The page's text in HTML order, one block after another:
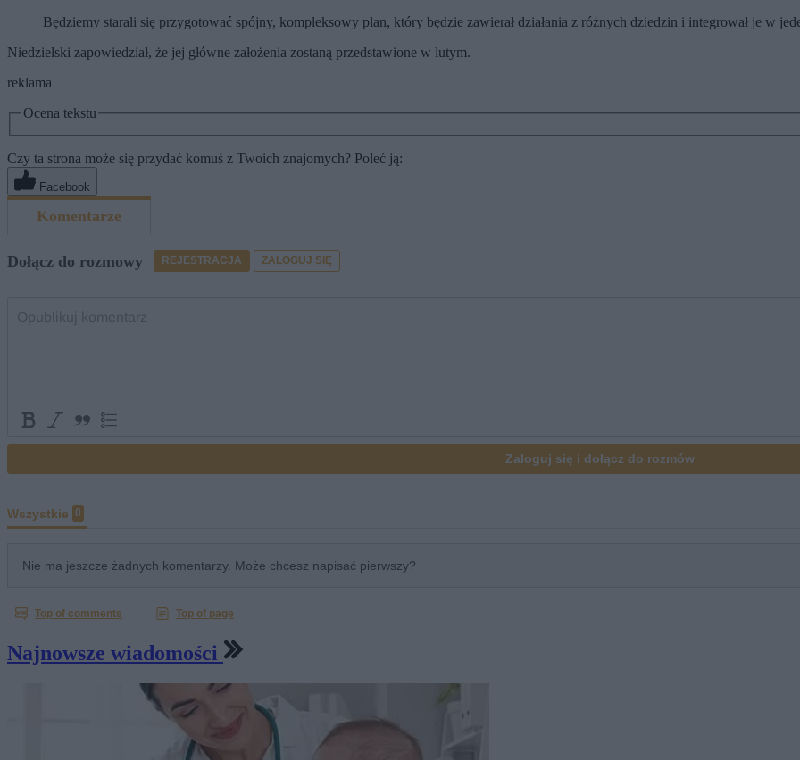
Będziemy starali się przygotować spójny, kompleksowy plan, który będzie zawierał działania z różnych dziedzin i integrował je w
Niedzielski zapowiedział, że jej główne założenia zostaną przedstawione w lutym.
reklama
Ocena tekstu
Czy ta strona może się przydać komuś z Twoich znajomych? Poleć ją:
Facebook
Najnowsze wiadomości